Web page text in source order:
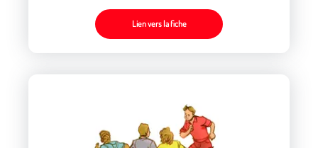
Lien vers la fiche